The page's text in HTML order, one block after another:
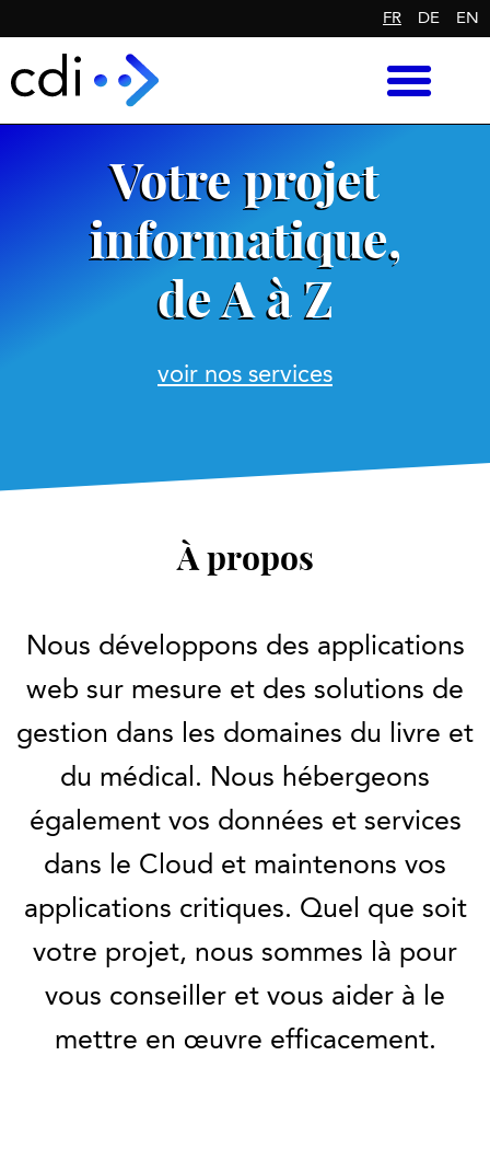
FR DE EN
Votre projet
informatique,
de A à Z
voir nos services
À propos
Nous développons des applications
web sur mesure et des solutions de
gestion dans les domaines du livre et
du médical. Nous hébergeons
également vos données et services
dans le Cloud et maintenons vos
applications critiques. Quel que soit
votre projet, nous sommes là pour
vous conseiller et vous aider à le
mettre en œuvre efficacement.